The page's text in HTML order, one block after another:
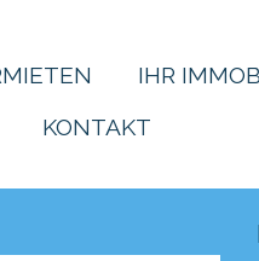
IHR
KONTAKT